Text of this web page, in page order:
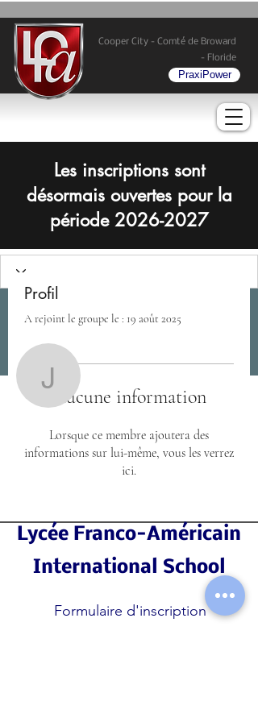
Cooper City - Comté de Broward
- Floride
PraxiPower
Les inscriptions sont
désormais ouvertes pour la
période 2026-2027
Jarnold
Jarnold
Profil
A rejoint le groupe le : 19 août 2025
Aucune information
Lorsque ce membre ajoutera des
informations sur lui-même, vous les verrez
ici.
Lycée Franco-Américain
International School
Formulaire d'inscription